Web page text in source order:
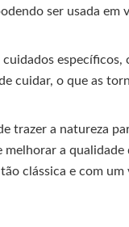
ser usada em
cuidar, o que as
trazer a natureza
melhorar a
clássica e com